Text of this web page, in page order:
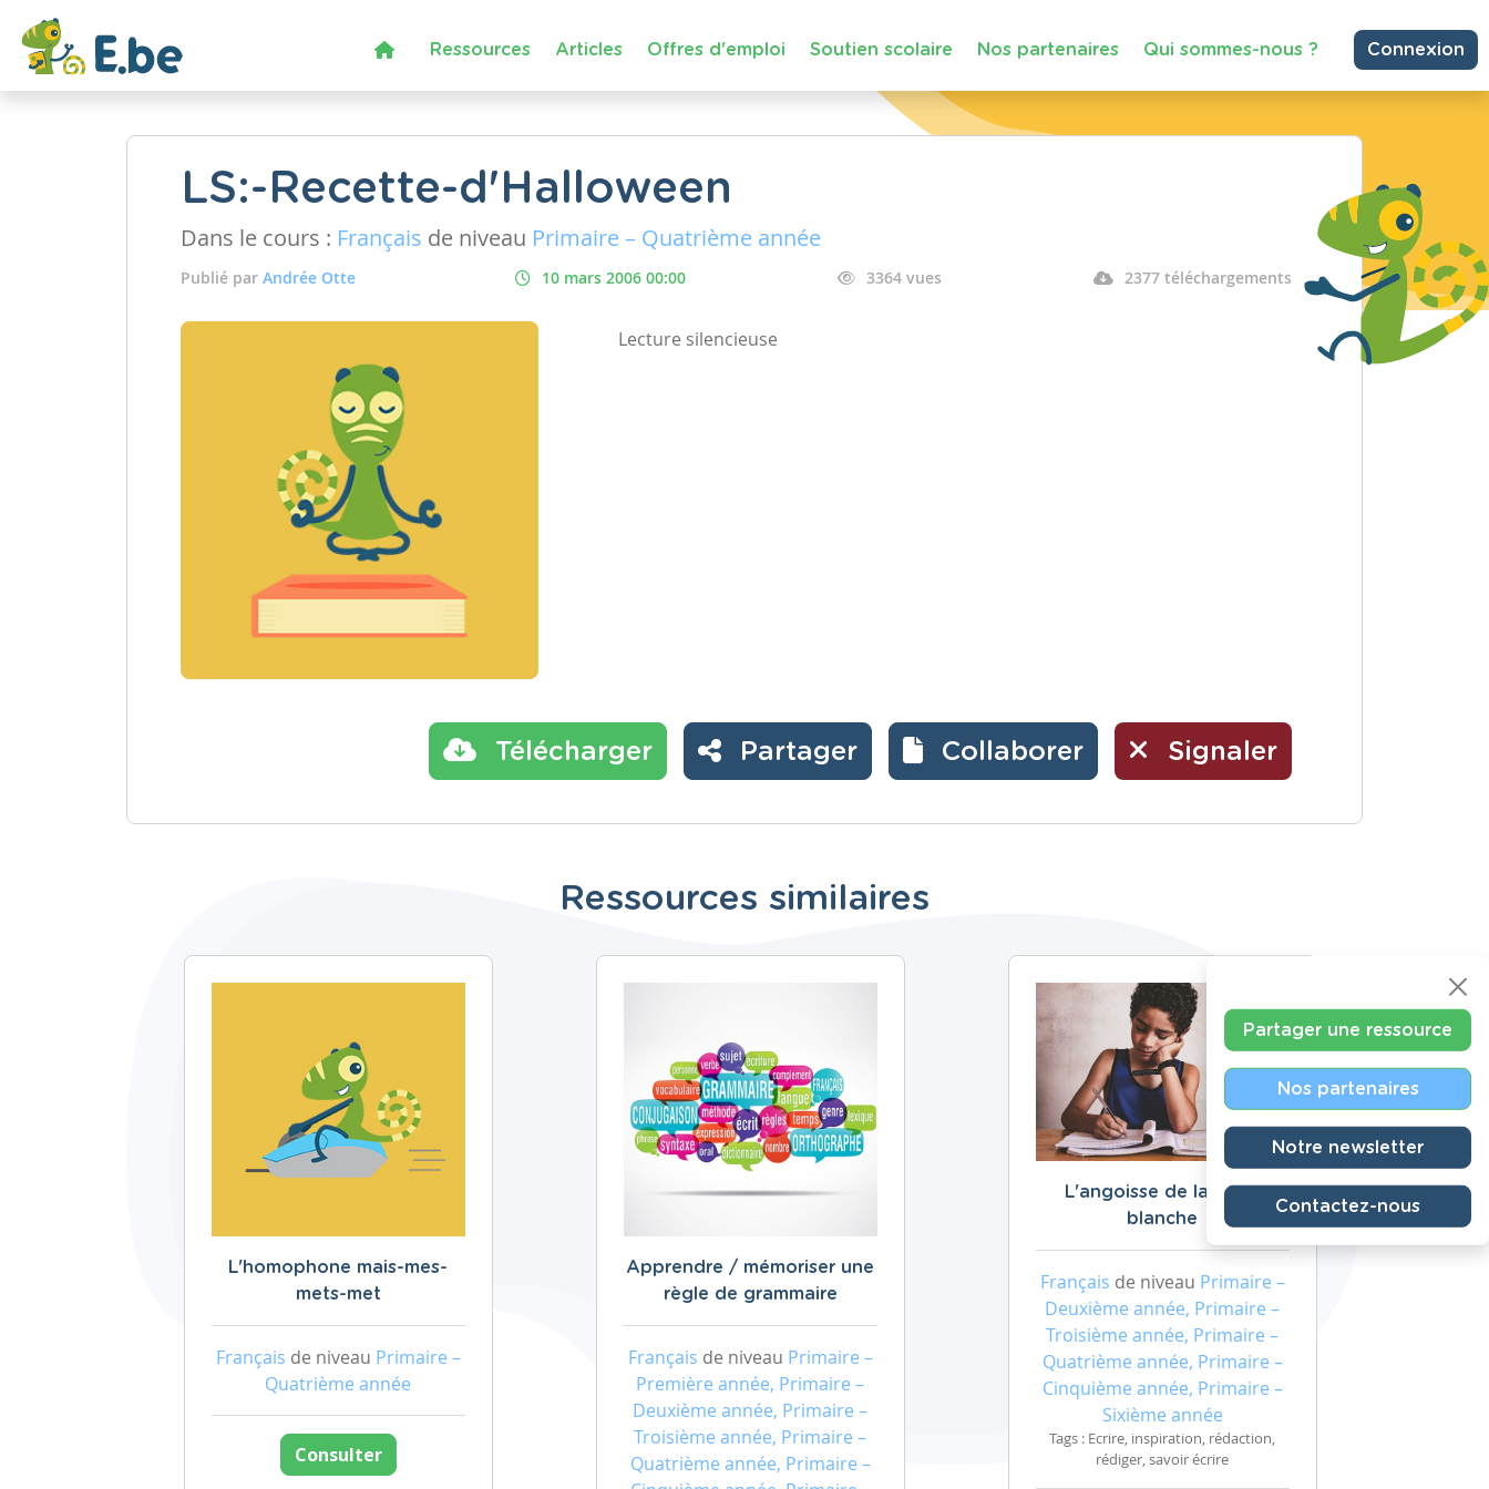
Ressources Articles Offres d'emploi Soutien scolaire Nos partenaires Qui sommes-nous ? Connexion
LS:-Recette-d'Halloween
Dans le cours : Français de niveau Primaire – Quatrième année
Publié par Andrée Otte 10 mars 2006 00:00 3364 vues 2377 téléchargements
Lecture silencieuse
Télécharger Partager Collaborer Signaler
Ressources similaires
L'homophone mais-mes-
mets-met
Français de niveau Primaire –
Quatrième année
Consulter
Apprendre / mémoriser une
règle de grammaire
Français de niveau Primaire –
Première année, Primaire –
Deuxième année, Primaire –
Troisième année, Primaire –
Quatrième année, Primaire –
L'angoisse de la page
blanche
Français de niveau Primaire –
Deuxième année, Primaire –
Troisième année, Primaire –
Quatrième année, Primaire –
Cinquième année, Primaire –
Sixième année
Tags : Ecrire, inspiration, rédaction,
rédiger, savoir écrire
Partager une ressource
Nos partenaires
Notre newsletter
Contactez-nous